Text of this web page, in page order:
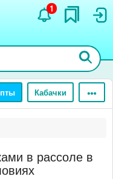
1
Кабачки
в рассоле в